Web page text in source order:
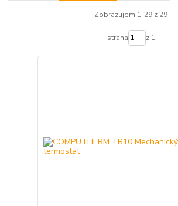
Zobrazujem 1-29 z 29
strana z 1